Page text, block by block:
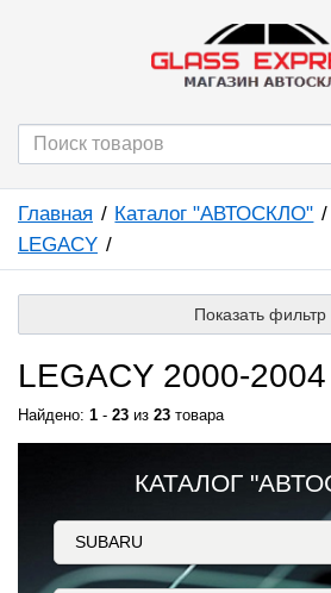
Главная Каталог "АВТОСКЛО"
LEGACY
Показать фильтр
LEGACY 2000-2004
Найдено: 1 - 23 из 23 товара
КАТАЛОГ